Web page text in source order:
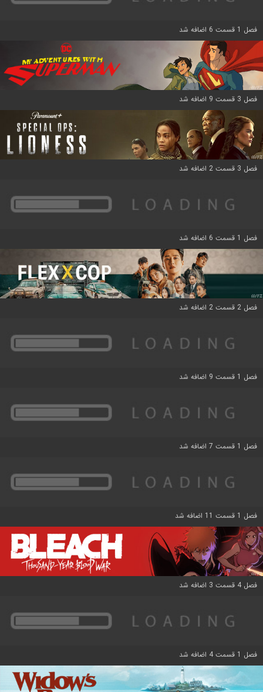
فصل 1 قسمت 6 اضافه شد
فصل 3 قسمت 9 اضافه شد
فصل 3 قسمت 2 اضافه شد
فصل 1 قسمت 6 اضافه شد
فصل 2 قسمت 2 اضافه شد
فصل 1 قسمت 9 اضافه شد
فصل 1 قسمت 7 اضافه شد
فصل 1 قسمت 11 اضافه شد
فصل 4 قسمت 3 اضافه شد
فصل 1 قسمت 4 اضافه شد